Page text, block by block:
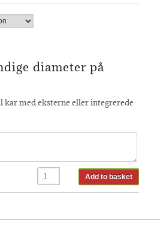
diameter på
kar med eksterne eller integrerede
Add to basket